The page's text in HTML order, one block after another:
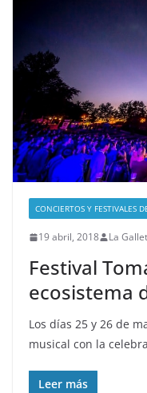
CONCIERTOS Y FESTIVALES
19 abril, 2018 La
Festival
ecosistema
Los días 25 y 26 de
musical con la
Leer más